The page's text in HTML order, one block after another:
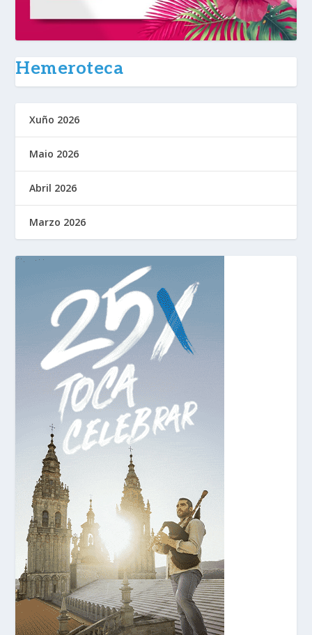
Hemeroteca
Xuño 2026
Maio 2026
Abril 2026
Marzo 2026